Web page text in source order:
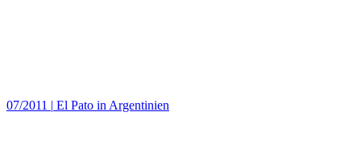
07/2011 | El Pato in Argentinien